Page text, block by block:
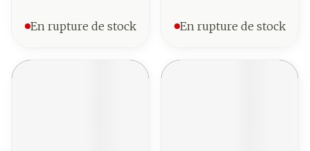
En rupture de stock En rupture de stock